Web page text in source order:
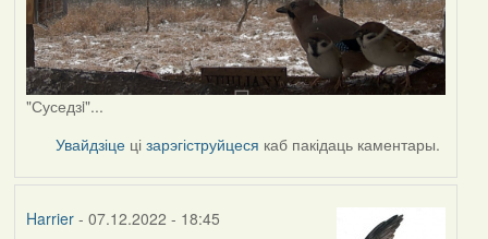
"Суседзi"...
Увайдзіце цізарэгіструйцеся каб пакідаць каментары.
Harrier- 07.12.2022 - 18:45